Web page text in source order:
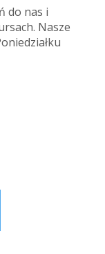
do nas i
Nasze